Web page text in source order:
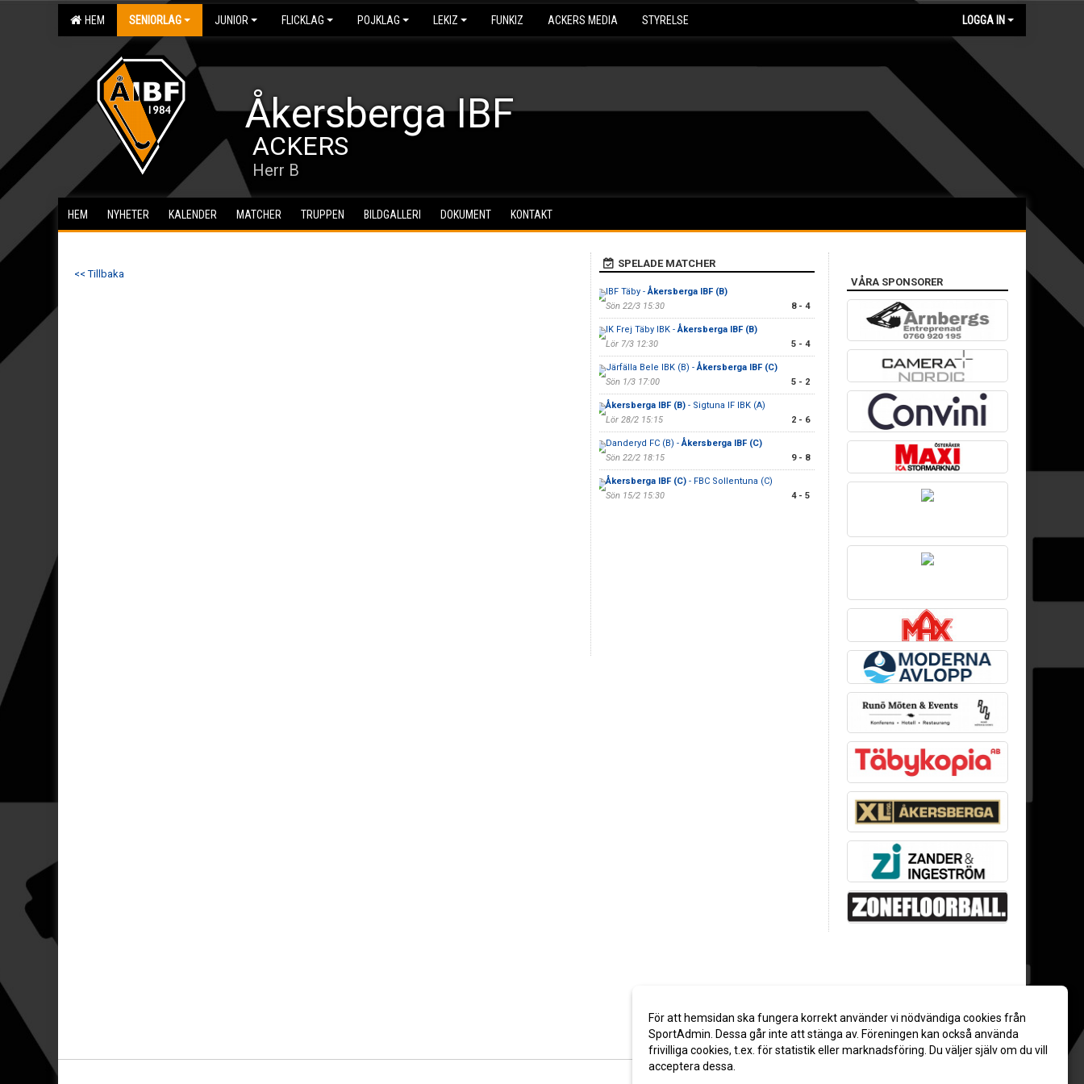
HEM SENIORLAG JUNIOR FLICKLAG POJKLAG LEKIZ FUNKIZ ACKERS MEDIA STYRELSE LOGGA IN
Åkersberga IBF
ACKERS
Herr B
HEM NYHETER KALENDER MATCHER TRUPPEN BILDGALLERI DOKUMENT KONTAKT
<< Tillbaka
SPELADE MATCHER
IBF Täby -Åkersberga IBF (B)
Sön 22/3 15:30
8 - 4
IK Frej Täby IBK -Åkersberga IBF (B)
Lör 7/3 12:30
5 - 4
Järfälla Bele IBK (B) -Åkersberga IBF (C)
Sön 1/3 17:00
5 - 2
Åkersberga IBF (B)- Sigtuna IF IBK (A)
Lör 28/2 15:15
2 - 6
Danderyd FC (B) -Åkersberga IBF (C)
Sön 22/2 18:15
9 - 8
Åkersberga IBF (C)- FBC Sollentuna (C)
Sön 15/2 15:30
4 - 5
VÅRA SPONSORER
För att hemsidan ska fungera korrekt använder vi nödvändiga cookies från
SportAdmin. Dessa går inte att stänga av. Föreningen kan också använda
frivilliga cookies, t.ex. för statistik eller marknadsföring. Du väljer själv om du vill
acceptera dessa.